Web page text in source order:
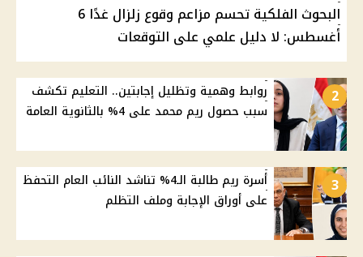
البحوث الفلكية تحسم مزاعم وقوع زلزال غدًا 6
أغسطس: لا دليل علمي على التوقعات
2
روابط وهمية وتظليل إجابتين.. التعليم تكشف
سبب حصول ريم محمد على 4% بالثانوية العامة
3
أسرة ريم طالبة الـ4% تناشد النائب العام التحفظ
على أوراق الإجابة وملف التظلم